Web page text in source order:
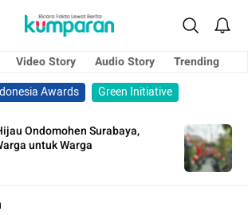
Video Story Audio Story
Trending
Awards
Green Initiative
Ondomohen Surabaya,
untuk Warga